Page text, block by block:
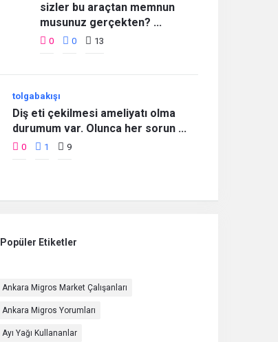
sizler bu araçtan memnun
musunuz gerçekten? ...
0 0 13
tolgabakışı
Diş eti çekilmesi ameliyatı olma
durumum var. Olunca her sorun ...
0 1 9
Popüler Etiketler
Ankara Migros Market Çalışanları
Ankara Migros Yorumları
Ayı Yağı Kullananlar